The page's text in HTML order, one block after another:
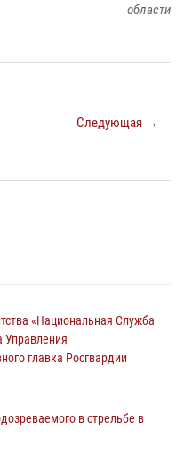
области
Следующая →
«Национальная Служба
Управления
главка Росгвардии
в стрельбе в